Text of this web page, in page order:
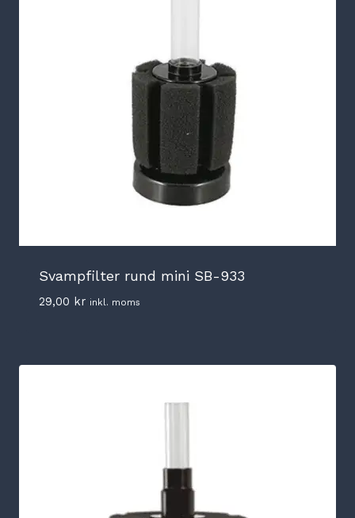
Svampfilter rund mini SB-933
29,00 kr inkl. moms